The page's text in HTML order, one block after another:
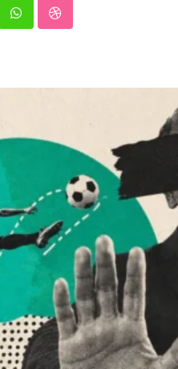
WhatsappStumbleUpon